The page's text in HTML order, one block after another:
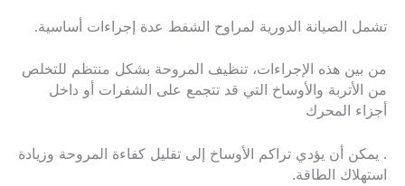
تشمل الصيانة الدورية لمراوح الشفط عدة إجراءات أساسية.
من بين هذه الإجراءات، تنظيف المروحة بشكل منتظم للتخلص
من الأتربة والأوساخ التي قد تتجمع على الشفرات أو داخل
أجزاء المحرك
. يمكن أن يؤدي تراكم الأوساخ إلى تقليل كفاءة المروحة وزيادة
استهلاك الطاقة.